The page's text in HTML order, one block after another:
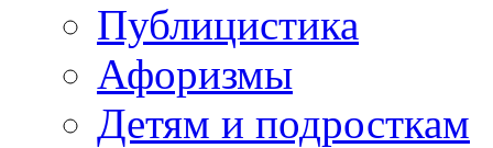
Публицистика
Афоризмы
Детям и подросткам